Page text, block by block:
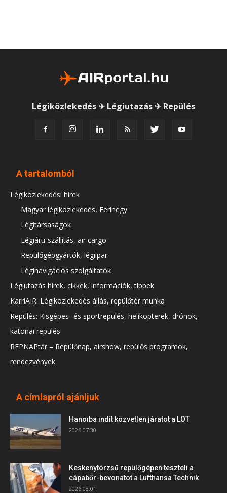
Légiközlekedés ✈ Légiutazás ✈ Repülés
A tartalomból
Légiközlekedési hírek
Magyar légiközlekedés, Ferihegy
Légitársaságok
Légiáru-szállítás, air cargo
Repülőgépgyártók, légiipar
Léginavigációs szolgáltatók
Légiutazás hírek, cikkek, információk, tippek
KarriAIR: Légiközlekedés állás, repülőtér munka
Repülés: Kisgépes- és sportrepülés, helikopterek, drónok,
katonai repülés
REPNAPtár – Repülőnap, airshow, repülős programok,
rendezvények
A címlapról ajánljuk
Hanoiba indít közvetlen járatot a LOT
2026.07.30.
Keskenytörzsű repülőgépen teszteli a
cápabőr-bevonatot a Lufthansa Technik
2026.08.01.